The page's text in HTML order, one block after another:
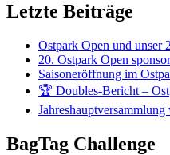
Letzte Beiträge
Ostpark Open und unser
20. Ostpark Open
Saisoneröffnung im
🏆 Doubles-Bericht –
BagTag Challenge